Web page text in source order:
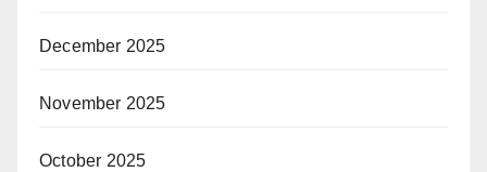
December 2025
November 2025
October 2025